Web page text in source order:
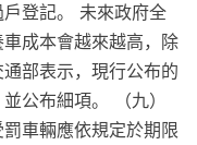
登記。 未來政府全
成本會越來越高，除
部表示，現行公布的
公布細項。 （九）
車輛應依規定於期限